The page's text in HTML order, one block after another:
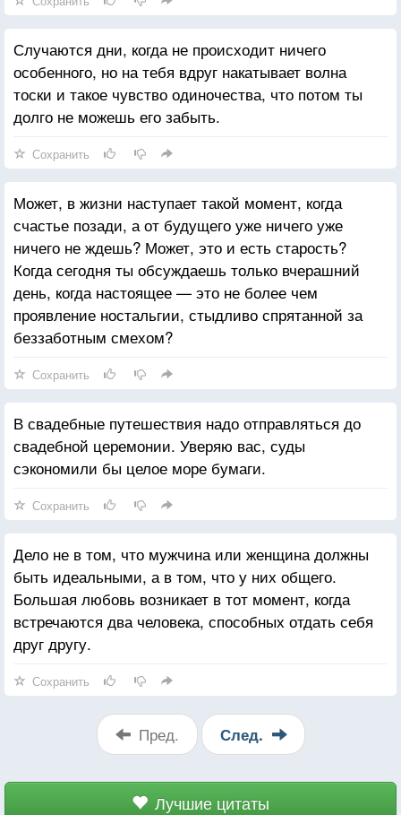
Случаются дни, когда не происходит ничего
особенного, но на тебя вдруг накатывает волна
тоски и такое чувство одиночества, что потом ты
долго не можешь его забыть.
Сохранить
Может, в жизни наступает такой момент, когда
счастье позади, а от будущего уже ничего уже
ничего не ждешь? Может, это и есть старость?
Когда сегодня ты обсуждаешь только вчерашний
день, когда настоящее — это не более чем
проявление ностальгии, стыдливо спрятанной за
беззаботным смехом?
Сохранить
В свадебные путешествия надо отправляться до
свадебной церемонии. Уверяю вас, суды
сэкономили бы целое море бумаги.
Сохранить
Дело не в том, что мужчина или женщина должны
быть идеальными, а в том, что у них общего.
Большая любовь возникает в тот момент, когда
встречаются два человека, способных отдать себя
друг другу.
Сохранить
Пред. След.
Лучшие цитаты